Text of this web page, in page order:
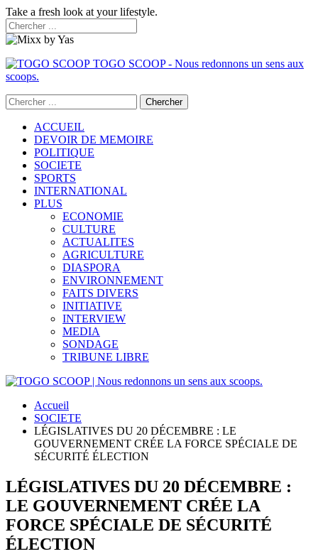
Take a fresh look at your lifestyle.
TOGO SCOOP - Nous redonnons un sens aux
scoops.
ACCUEIL
DEVOIR DE MEMOIRE
POLITIQUE
SOCIETE
SPORTS
INTERNATIONAL
PLUS
ECONOMIE
CULTURE
ACTUALITES
AGRICULTURE
DIASPORA
ENVIRONNEMENT
FAITS DIVERS
INITIATIVE
INTERVIEW
MEDIA
SONDAGE
TRIBUNE LIBRE
Accueil
SOCIETE
LÉGISLATIVES DU 20 DÉCEMBRE : LE
GOUVERNEMENT CRÉE LA FORCE SPÉCIALE DE
SÉCURITÉ ÉLECTION
LÉGISLATIVES DU 20 DÉCEMBRE :
LE GOUVERNEMENT CRÉE LA
FORCE SPÉCIALE DE SÉCURITÉ
ÉLECTION